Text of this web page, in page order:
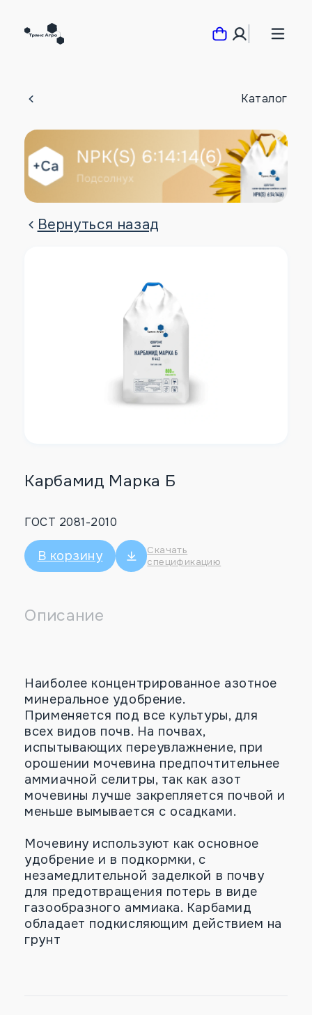
Каталог
Вернуться назад
Карбамид Марка Б
ГОСТ 2081-2010
В корзину
Скачать
спецификацию
Описание
Наиболее концентрированное азотное
минеральное удобрение.
Применяется под все культуры, для
всех видов почв. На почвах,
испытывающих переувлажнение, при
орошении мочевина предпочтительнее
аммиачной селитры, так как азот
мочевины лучше закрепляется почвой и
меньше вымывается с осадками.
Мочевину используют как основное
удобрение и в подкормки, с
незамедлительной заделкой в почву
для предотвращения потерь в виде
газообразного аммиака. Карбамид
обладает подкисляющим действием на
грунт